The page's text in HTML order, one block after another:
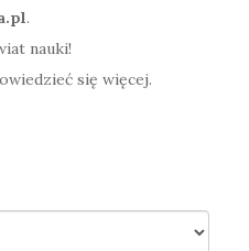
.
nauki!
się więcej.